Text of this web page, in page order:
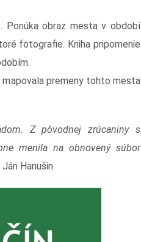
Ponúka obraz mesta v období
fotografie. Kniha pripomenie
mapovala premeny tohto mesta
Z pôvodnej zrúcaniny s
menila na obnovený súbor
Hanušin.